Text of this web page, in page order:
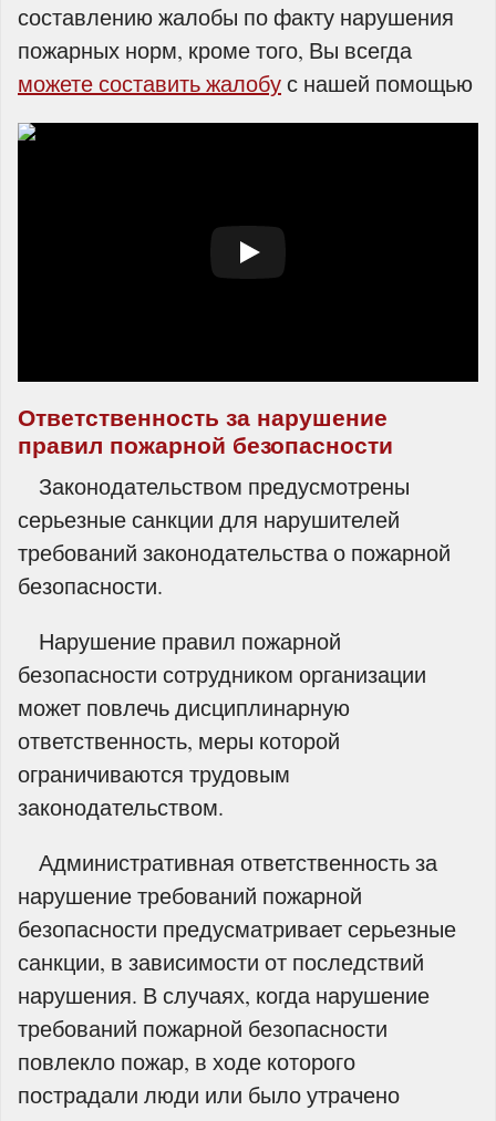
составлению жалобы по факту нарушения
пожарных норм, кроме того, Вы всегда
можете составить жалобус нашей помощью
Ответственность за нарушение
правил пожарной безопасности
Законодательством предусмотрены
серьезные санкции для нарушителей
требований законодательства о пожарной
безопасности.
Нарушение правил пожарной
безопасности сотрудником организации
может повлечь дисциплинарную
ответственность, меры которой
ограничиваются трудовым
законодательством.
Административная ответственность за
нарушение требований пожарной
безопасности предусматривает серьезные
санкции, в зависимости от последствий
нарушения. В случаях, когда нарушение
требований пожарной безопасности
повлекло пожар, в ходе которого
пострадали люди или было утрачено